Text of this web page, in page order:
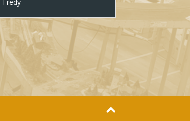
Fredy